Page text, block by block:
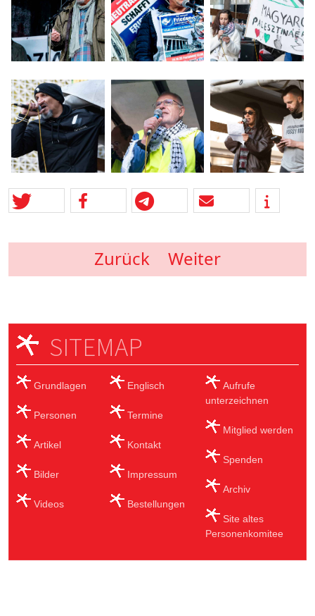
Zurück Weiter
SITEMAP
Grundlagen
Personen
Artikel
Bilder
Videos
Englisch
Termine
Kontakt
Impressum
Bestellungen
Aufrufe
unterzeichnen
Mitglied werden
Spenden
Archiv
Site altes
Personenkomitee